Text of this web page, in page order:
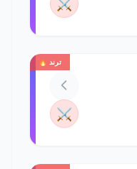
⚔️
ترند 🔥
⚔️